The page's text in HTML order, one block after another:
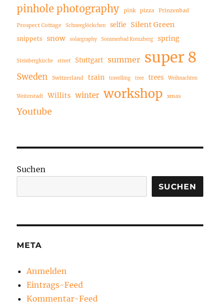
pinhole photography pink pizza Prinzenbad
Prospect Cottage Schneeglöckchen selfie Silent Green
snippets snow solargraphy Sommerbad Kreuzberg spring
Steinbergkirche street Stuttgart summer super 8
Sweden Switzerland train travelling tree trees Weihnachten
Weiterstadt Willits winter workshop xmas
Youtube
Suchen
SUCHEN
META
Anmelden
Eintrags-Feed
Kommentar-Feed